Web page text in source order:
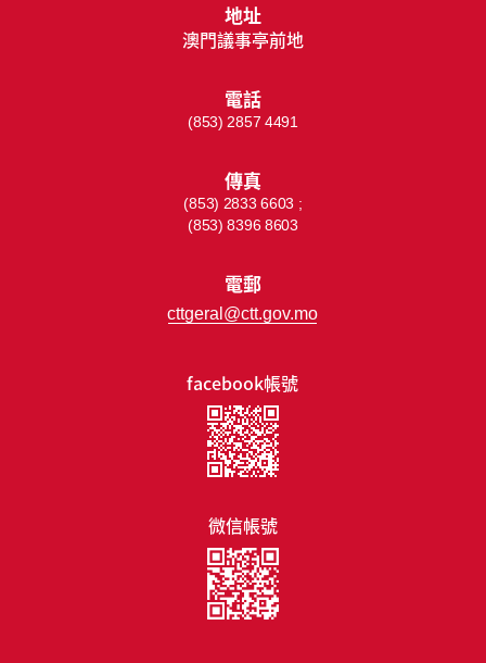
facebook帳號
微信帳號
地址
澳門議事亭前地
電話
(853) 2857 4491
傳真
(853) 2833 6603 ;
(853) 8396 8603
電郵
cttgeral@ctt.gov.mo